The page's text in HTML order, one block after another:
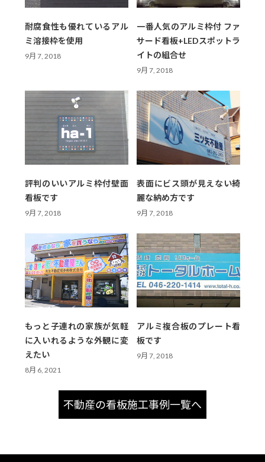
耐腐食性も優れているアル
ミ溶接枠を使用
9月 7, 2018
一番人気のアルミ枠付 ファ
サード看板+LEDスポットラ
イトの組合せ
9月 7, 2018
評判のいいアルミ枠付壁面
看板です
9月 7, 2018
表面にビス頭が見えない綺
麗な納め方です
9月 7, 2018
もっと子連れの家族が気軽
に入いれるような外観に変
えたい
8月 6, 2021
アルミ複合板のプレート看
板です
9月 7, 2018
不動産の看板施工事例一覧へ